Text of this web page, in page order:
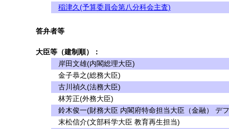
稲津久(予算委員会第八分科会主査)
答弁者等
大臣等（建制順）：
岸田文雄(内閣総理大臣)
金子恭之(総務大臣)
古川禎久(法務大臣)
林芳正(外務大臣)
鈴木俊一(財務大臣 内閣府特命担当大臣（金融） デ
末松信介(文部科学大臣 教育再生担当)